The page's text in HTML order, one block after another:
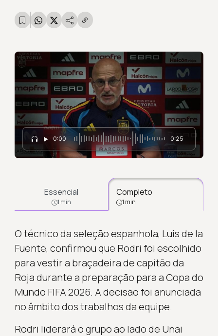
0:00 0:25
Essencial
1 min
Completo
1 min
O técnico da seleção espanhola, Luis de la
Fuente, confirmou que Rodri foi escolhido
para vestir a braçadeira de capitão da
Roja durante a preparação para a Copa do
Mundo FIFA 2026. A decisão foi anunciada
no âmbito dos trabalhos da equipe.
Rodri liderará o grupo ao lado de Unai